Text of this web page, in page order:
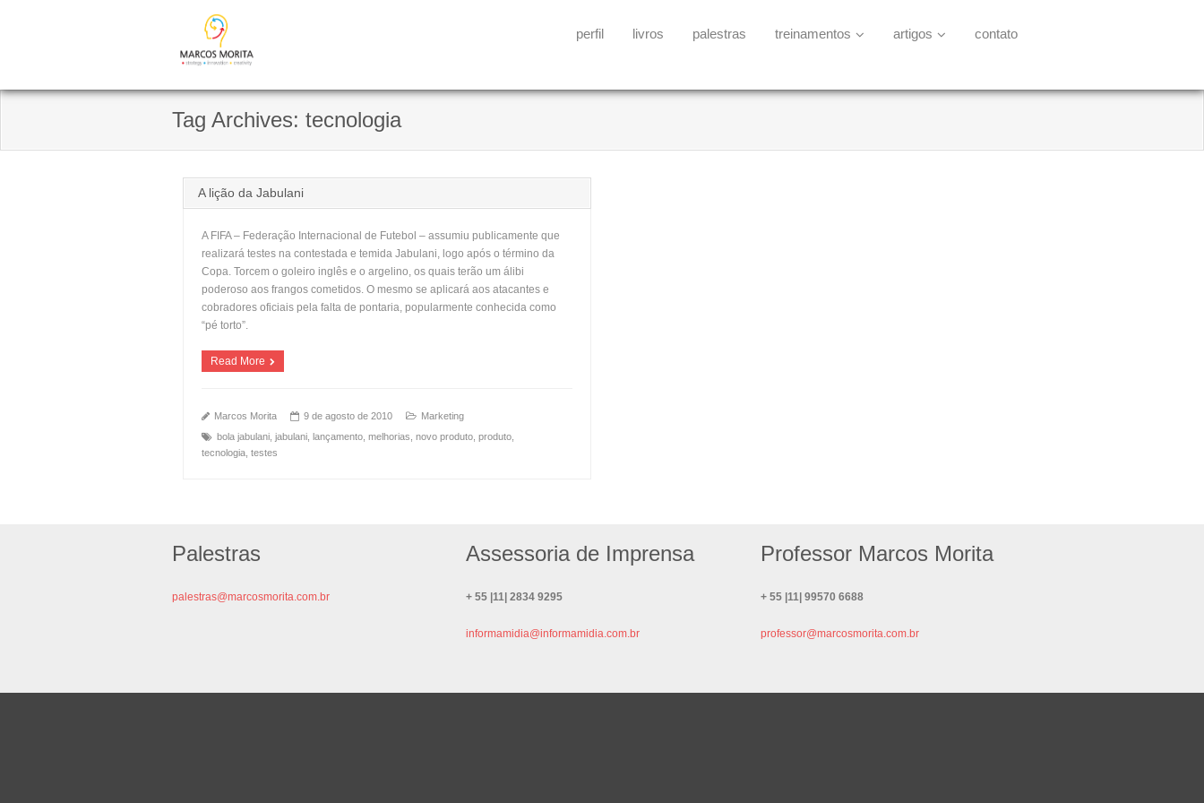
perfil livros palestras treinamentos artigos contato
Tag Archives: tecnologia
A lição da Jabulani
A FIFA – Federação Internacional de Futebol – assumiu publicamente que
realizará testes na contestada e temida Jabulani, logo após o término da
Copa. Torcem o goleiro inglês e o argelino, os quais terão um álibi
poderoso aos frangos cometidos. O mesmo se aplicará aos atacantes e
cobradores oficiais pela falta de pontaria, popularmente conhecida como
“pé torto”.
Read More
Marcos Morita 9 de agosto de 2010
Marketing
bola jabulani jabulani lançamento melhorias novo produto produto
tecnologia testes
Palestras
palestras@marcosmorita.com.br
Assessoria de Imprensa
+ 55 |11| 2834 9295
informamidia@informamidia.com.br
Professor Marcos Morita
+ 55 |11| 99570 6688
professor@marcosmorita.com.br